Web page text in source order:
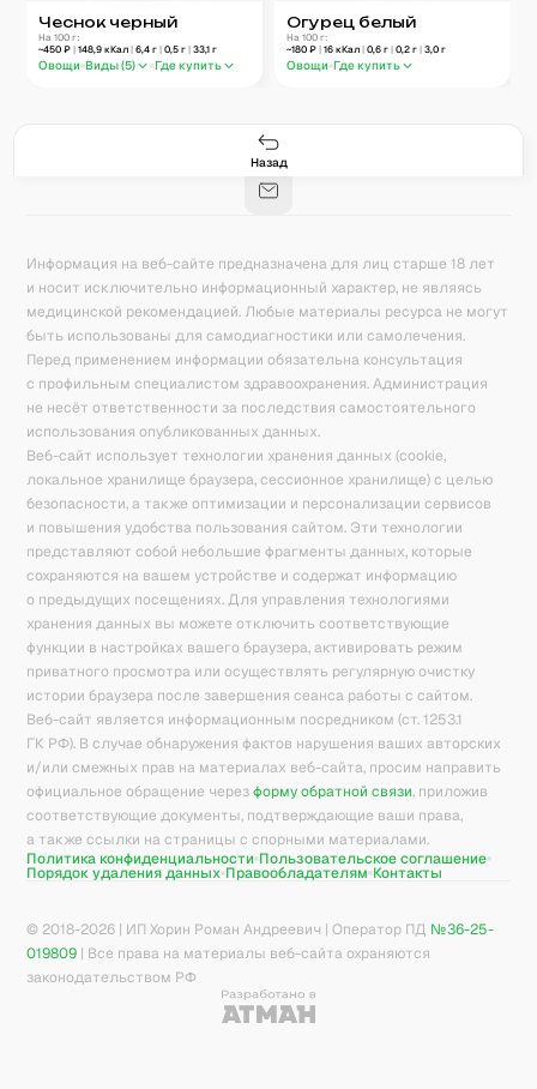
Чеснок черный
На 100 г:
~450 ₽| 148,9 кКал| 6,4 г| 0,5 г| 33,1 г
Овощи Виды (5) Где купить
Огурец белый
На 100 г:
~180 ₽ | 16 кКал | 0,6 г | 0,2 г | 3,0 г
Овощи Где купить
Назад
171
Калькулятор калорий
Информация на веб-сайте предназначена для лиц старше 18 лет
и носит исключительно информационный характер, не являясь
медицинской рекомендацией. Любые материалы ресурса не могут
быть использованы для самодиагностики или самолечения.
Перед применением информации обязательна консультация
с профильным специалистом здравоохранения. Администрация
не несёт ответственности за последствия самостоятельного
использования опубликованных данных.
Веб-сайт использует технологии хранения данных (cookie,
локальное хранилище браузера, сессионное хранилище) с целью
безопасности, а также оптимизации и персонализации сервисов
и повышения удобства пользования сайтом. Эти технологии
представляют собой небольшие фрагменты данных, которые
сохраняются на вашем устройстве и содержат информацию
о предыдущих посещениях. Для управления технологиями
хранения данных вы можете отключить соответствующие
функции в настройках вашего браузера, активировать режим
приватного просмотра или осуществлять регулярную очистку
истории браузера после завершения сеанса работы с сайтом.
Веб-сайт является информационным посредником (ст. 1253.1
ГК РФ). В случае обнаружения фактов нарушения ваших авторских
и/или смежных прав на материалах веб-сайта, просим направить
официальное обращение через форму обратной связи, приложив
соответствующие документы, подтверждающие ваши права,
а также ссылки на страницы с спорными материалами.
Политика конфиденциальности Пользовательское соглашение
Порядок удаления данных Правообладателям Контакты
© 2018-2026 | ИП Хорин Роман Андреевич | Оператор ПД №36-25-
019809 | Все права на материалы веб-сайта охраняются
законодательством РФ